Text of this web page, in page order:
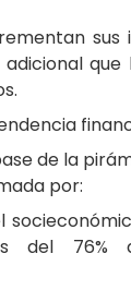
de la
por:
del 76%